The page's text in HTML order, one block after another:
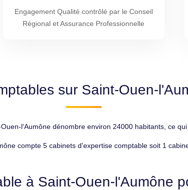
Engagement Qualité contrôlé par le Conseil
Régional et Assurance Professionnelle
sur Saint-Ouen-
l'Aumône dénombre environ 24000 habitants, ce
compte 5 cabinets d'expertise comptable soit 1
à Saint-Ouen-l'Aumône